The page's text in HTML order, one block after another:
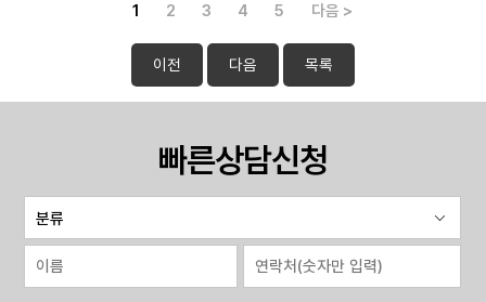
1 2 3 4 5 다음 >
이전 다음 목록
빠른상담신청